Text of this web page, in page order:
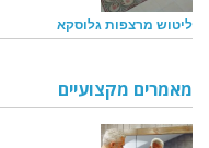
ליטוש מרצפות גלוסקא
מאמרים מקצועיים